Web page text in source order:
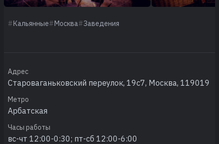
Кальянные Москва Заведения
Адрес
Староваганьковский переулок, 19с7, Москва, 119019
Метро
Арбатская
Часы работы
вс-чт 12:00-0:30; пт-сб 12:00-6:00